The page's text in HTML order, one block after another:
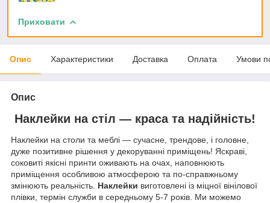
Приховати
Опис Характеристики Доставка Оплата Умови
Опис
Наклейки на стіл — краса та надійність!
Наклейки на столи та меблі — сучасне, трендове, і головне,
дуже позитивне рішення у декоруванні приміщень! Яскраві,
соковиті якісні принти оживають на очах, наповнюють
приміщення особливою атмосферою та по-справжньому
змінюють реальність. Наклейки виготовлені із міцної вінілової
плівки, термін служби в середньому 5-7 років. Ми можемо